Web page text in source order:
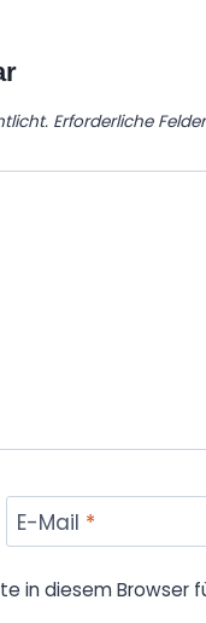
Erforderliche
E-Mail *
in diesem